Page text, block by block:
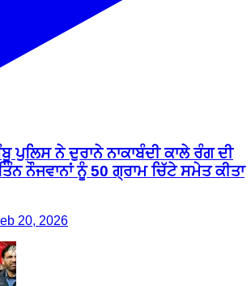
ਪੁਲਿਸ ਨੇ ਦੁਰਾਨੇ ਨਾਕਾਬੰਦੀ ਕਾਲੇ ਰੰਗ ਦੀ
ਨੌਜਵਾਨਾਂ ਨੂੰ 50 ਗ੍ਰਾਮ ਚਿੱਟੇ ਸਮੇਤ ਕੀਤਾ
20, 2026